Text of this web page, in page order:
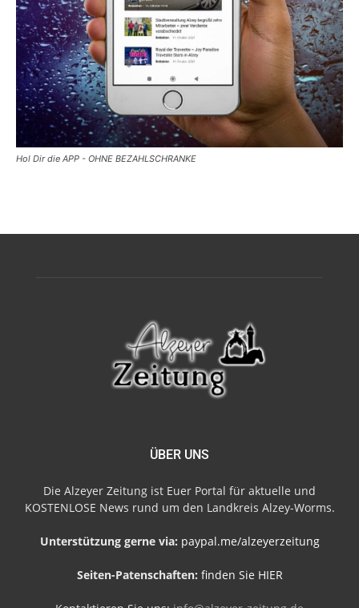
Hol Dir die APP - OHNE BEZAHLSCHRANKE
ÜBER UNS
Die Alzeyer Zeitung ist Euer Portal für aktuelle und
KOSTENLOSE News rund um den Landkreis Alzey-Worms.
Unterstützung gerne via: paypal.me/alzeyerzeitung
Seiten-Patenschaften: finden Sie HIER